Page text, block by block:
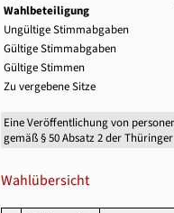
Wahlbeteiligung
Ungültige Stimmabgaben
Gültige Stimmabgaben
Gültige Stimmen
Zu vergebene Sitze
Eine Veröffentlichung von
gemäß § 50 Absatz 2 der
Wahlübersicht